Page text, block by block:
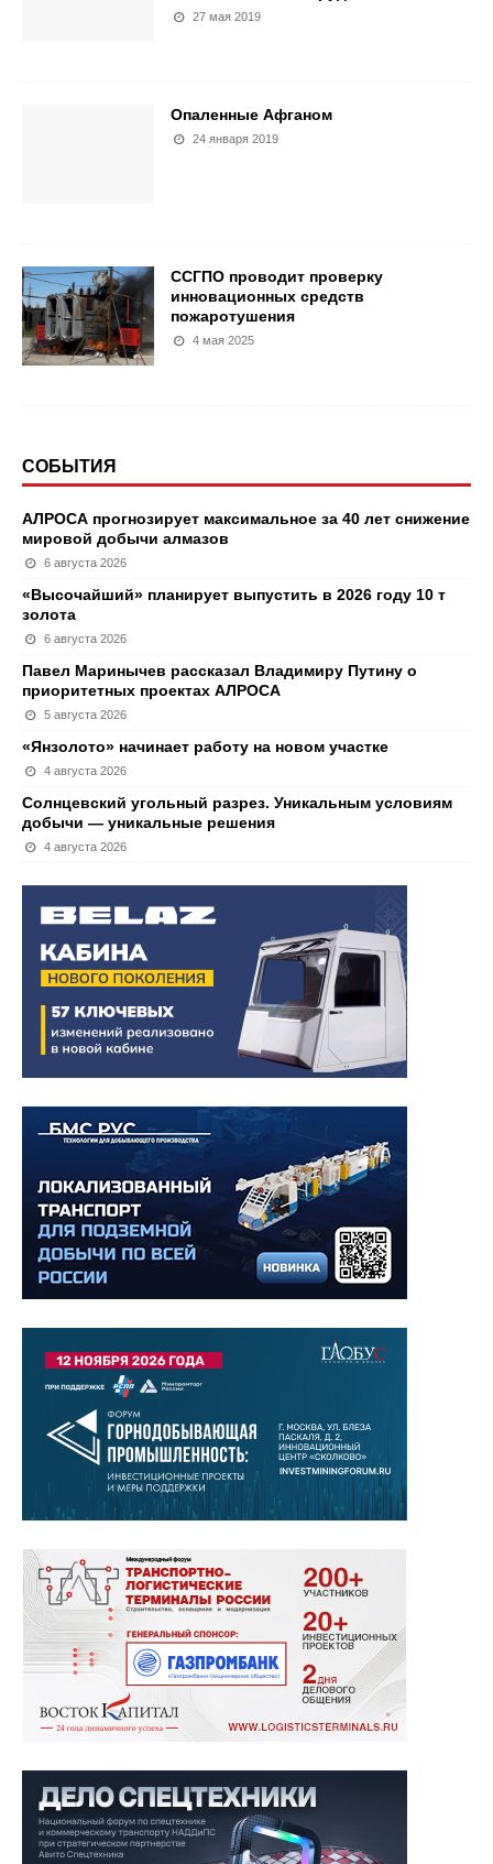
27 мая 2019
Опаленные Афганом
24 января 2019
ССГПО проводит проверку
инновационных средств
пожаротушения
4 мая 2025
СОБЫТИЯ
АЛРОСА прогнозирует максимальное за 40 лет снижение
мировой добычи алмазов
6 августа 2026
«Высочайший» планирует выпустить в 2026 году 10 т
золота
6 августа 2026
Павел Маринычев рассказал Владимиру Путину о
приоритетных проектах АЛРОСА
5 августа 2026
«Янзолото» начинает работу на новом участке
4 августа 2026
Солнцевский угольный разрез. Уникальным условиям
добычи — уникальные решения
4 августа 2026